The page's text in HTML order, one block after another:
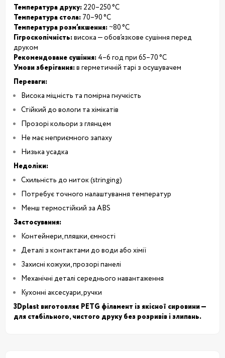
Температура друку: 220–250 °C
Температура стола: 70–90 °C
Температура розм’якшення: ~80 °C
Гігроскопічність:висока — обов’язкове сушіння перед
друком
Рекомендоване сушіння: 4–6 год при 65–70 °C
Умови зберігання:в герметичній тарі з осушувачем
Переваги:
Висока міцність та помірна гнучкість
Стійкий до вологи та хімікатів
Прозорі кольори з глянцем
Не має неприємного запаху
Низька усадка
Недоліки:
Схильність до ниток (stringing)
Потребує точного налаштування температур
Менш термостійкий за ABS
Застосування:
Контейнери, пляшки, ємності
Деталі з контактами до води або хімії
Захисні кожухи, прозорі панелі
Механічні деталі середнього навантаження
Кухонні аксесуари, ручки
3Dplast виготовляє PETG філамент із якісної сировини —
для стабільного, чистого друку без розривів і злипань.